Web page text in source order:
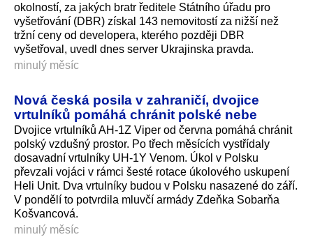
okolností, za jakých bratr ředitele Státního úřadu pro
vyšetřování (DBR) získal 143 nemovitostí za nižší než
tržní ceny od developera, kterého později DBR
vyšetřoval, uvedl dnes server Ukrajinska pravda.
minulý měsíc
Nová česká posila v zahraničí, dvojice
vrtulníků pomáhá chránit polské nebe
Dvojice vrtulníků AH-1Z Viper od června pomáhá chránit
polský vzdušný prostor. Po třech měsících vystřídaly
dosavadní vrtulníky UH-1Y Venom. Úkol v Polsku
převzali vojáci v rámci šesté rotace úkolového uskupení
Heli Unit. Dva vrtulníky budou v Polsku nasazené do září.
V pondělí to potvrdila mluvčí armády Zdeňka Sobarňa
Košvancová.
minulý měsíc